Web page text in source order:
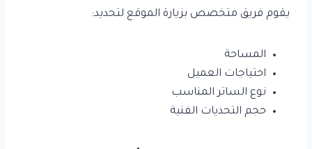
يقوم فريق متخصص بزيارة الموقع لتحديد:
المساحة
احتياجات العميل
نوع الساتر المناسب
حجم التحديات الفنية